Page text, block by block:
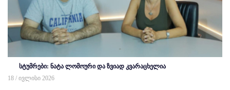
სტუმრები: ნატა ლომოური და ზვიად კვარაცხელია
18 / ივლისი 2026